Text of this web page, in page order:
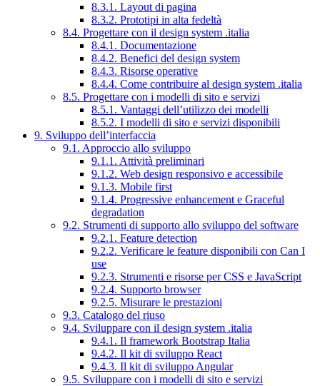
8.3.1. Layout di pagina
8.3.2. Prototipi in alta fedeltà
8.4. Progettare con il design system .italia
8.4.1. Documentazione
8.4.2. Benefici del design system
8.4.3. Risorse operative
8.4.4. Come contribuire al design system .italia
8.5. Progettare con i modelli di sito e servizi
8.5.1. Vantaggi dell’utilizzo dei modelli
8.5.2. I modelli di sito e servizi disponibili
9. Sviluppo dell’interfaccia
9.1. Approccio allo sviluppo
9.1.1. Attività preliminari
9.1.2. Web design responsivo e accessibile
9.1.3. Mobile first
9.1.4. Progressive enhancement e Graceful
degradation
9.2. Strumenti di supporto allo sviluppo del software
9.2.1. Feature detection
9.2.2. Verificare le feature disponibili con Can I
use
9.2.3. Strumenti e risorse per CSS e JavaScript
9.2.4. Supporto browser
9.2.5. Misurare le prestazioni
9.3. Catalogo del riuso
9.4. Sviluppare con il design system .italia
9.4.1. Il framework Bootstrap Italia
9.4.2. Il kit di sviluppo React
9.4.3. Il kit di sviluppo Angular
9.5. Sviluppare con i modelli di sito e servizi